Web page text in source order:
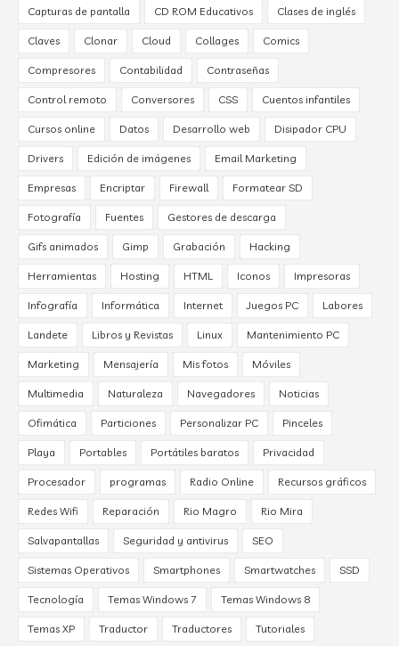
Capturas de pantalla CD ROM Educativos Clases de inglés
Claves Clonar Cloud Collages Comics
Compresores Contabilidad Contraseñas
Control remoto Conversores CSS Cuentos infantiles
Cursos online Datos Desarrollo web Disipador CPU
Drivers Edición de imágenes Email Marketing
Empresas Encriptar Firewall Formatear SD
Fotografía Fuentes Gestores de descarga
Gifs animados Gimp Grabación Hacking
Herramientas Hosting HTML Iconos Impresoras
Infografía Informática Internet Juegos PC Labores
Landete Libros y Revistas Linux Mantenimiento PC
Marketing Mensajería Mis fotos Móviles
Multimedia Naturaleza Navegadores Noticias
Ofimática Particiones Personalizar PC Pinceles
Playa Portables Portátiles baratos Privacidad
Procesador programas Radio Online Recursos gráficos
Redes Wifi Reparación Rio Magro Rio Mira
Salvapantallas Seguridad y antivirus SEO
Sistemas Operativos Smartphones Smartwatches SSD
Tecnología Temas Windows 7 Temas Windows 8
Temas XP Traductor Traductores Tutoriales